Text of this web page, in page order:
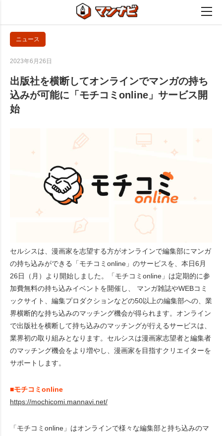
ニュース
2023年6月26日
出版社を横断してオンラインでマンガの持ち
込みが可能に「モチコミonline」サービス開
始
セルシスは、漫画家を志望する方がオンラインで編集部にマンガ
の持ち込みができる「モチコミonline」のサービスを、本日6月
26日（月）より開始しました。「モチコミonline」は定期的に参
加費無料の持ち込みイベントを開催し、 マンガ雑誌やWEBコミ
ックサイト、編集プロダクションなどの50以上の編集部への、業
界横断的な持ち込みのマッチング機会が得られます。オンライン
で出版社を横断して持ち込みのマッチングが行えるサービスは、
業界初の取り組みとなります。セルシスは漫画家志望者と編集者
のマッチング機会をより増やし、漫画家を目指すクリエイターを
サポートします。
■モチコミonline
https://mochicomi.mannavi.net/
「モチコミonline」はオンラインで様々な編集部と持ち込みのマ